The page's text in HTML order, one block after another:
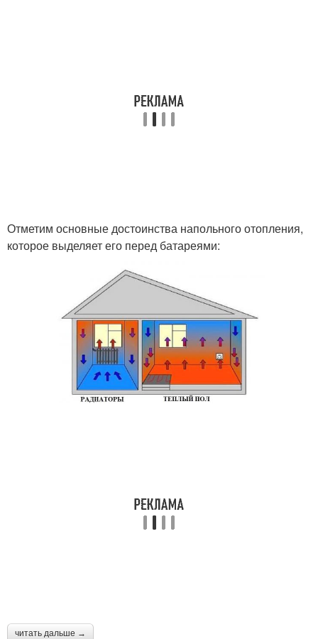
Отметим основные достоинства напольного отопления,
которое выделяет его перед батареями:
читать дальше →